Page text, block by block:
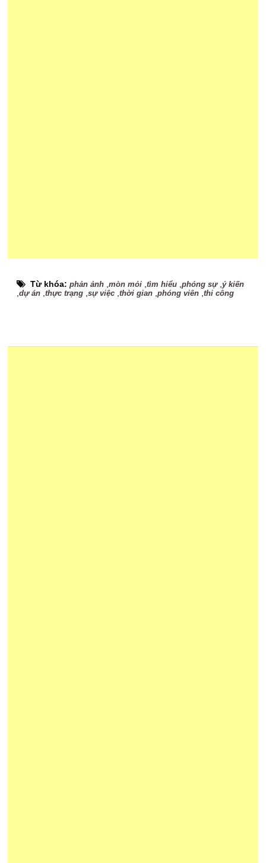
Từ khóa:phản ảnh ,mòn mỏi ,tìm hiểu ,phóng sự,ý kiến
,dự án ,thực trạng ,sự việc ,thời gian ,phóng viên ,thi công